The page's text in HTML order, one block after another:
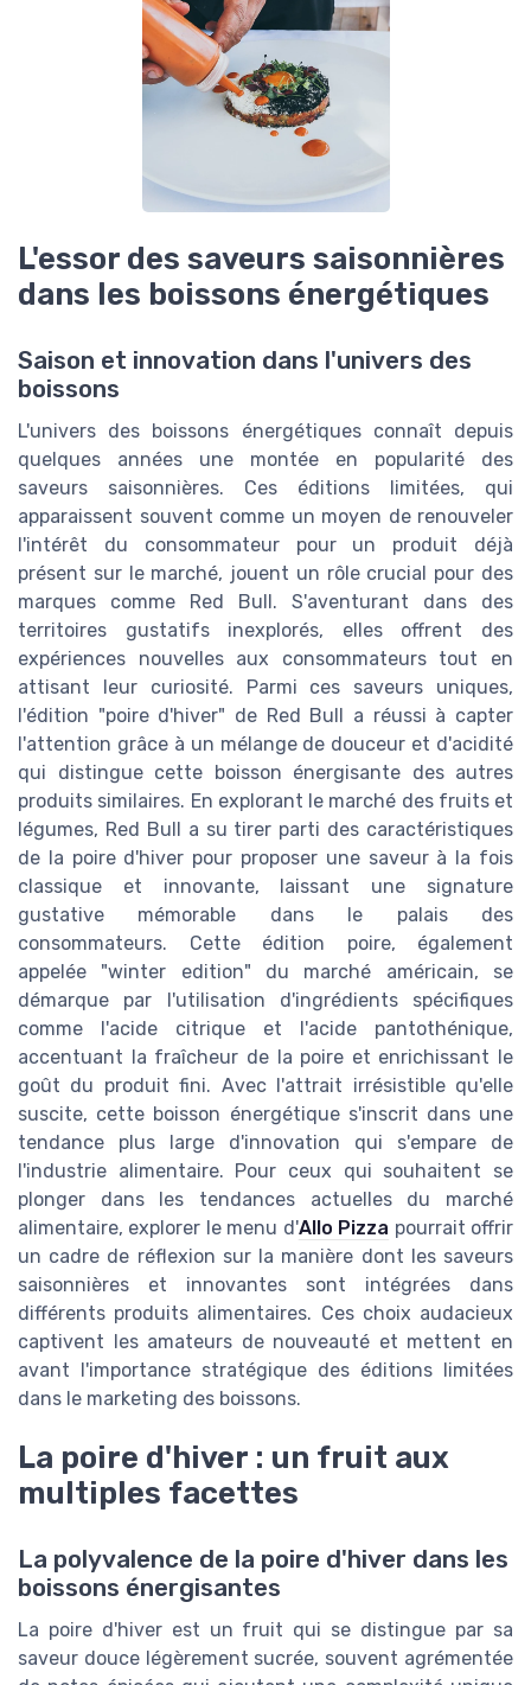
L'essor des saveurs saisonnières
dans les boissons énergétiques
Saison et innovation dans l'univers des
boissons
L'univers des boissons énergétiques connaît depuis
quelques années une montée en popularité des
saveurs saisonnières. Ces éditions limitées, qui
apparaissent souvent comme un moyen de renouveler
l'intérêt du consommateur pour un produit déjà
présent sur le marché, jouent un rôle crucial pour des
marques comme Red Bull. S'aventurant dans des
territoires gustatifs inexplorés, elles offrent des
expériences nouvelles aux consommateurs tout en
attisant leur curiosité. Parmi ces saveurs uniques,
l'édition "poire d'hiver" de Red Bull a réussi à capter
l'attention grâce à un mélange de douceur et d'acidité
qui distingue cette boisson énergisante des autres
produits similaires. En explorant le marché des fruits et
légumes, Red Bull a su tirer parti des caractéristiques
de la poire d'hiver pour proposer une saveur à la fois
classique et innovante, laissant une signature
gustative mémorable dans le palais des
consommateurs. Cette édition poire, également
appelée "winter edition" du marché américain, se
démarque par l'utilisation d'ingrédients spécifiques
comme l'acide citrique et l'acide pantothénique,
accentuant la fraîcheur de la poire et enrichissant le
goût du produit fini. Avec l'attrait irrésistible qu'elle
suscite, cette boisson énergétique s'inscrit dans une
tendance plus large d'innovation qui s'empare de
l'industrie alimentaire. Pour ceux qui souhaitent se
plonger dans les tendances actuelles du marché
alimentaire, explorer le menu d'Allo Pizza pourrait offrir
un cadre de réflexion sur la manière dont les saveurs
saisonnières et innovantes sont intégrées dans
différents produits alimentaires. Ces choix audacieux
captivent les amateurs de nouveauté et mettent en
avant l'importance stratégique des éditions limitées
dans le marketing des boissons.
La poire d'hiver : un fruit aux
multiples facettes
La polyvalence de la poire d'hiver dans les
boissons énergisantes
La poire d'hiver est un fruit qui se distingue par sa
saveur douce légèrement sucrée, souvent agrémentée